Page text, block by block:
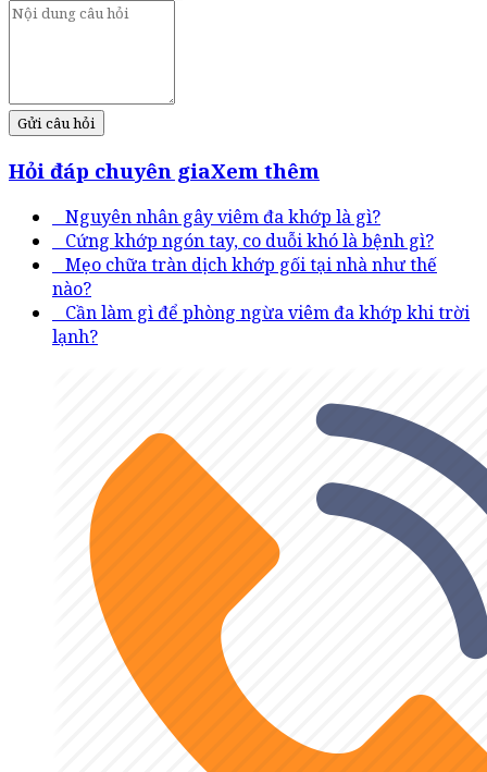
Gửi câu hỏi
Hỏi đáp chuyên giaXem thêm
Nguyên nhân gây viêm đa khớp là gì?
Cứng khớp ngón tay, co duỗi khó là bệnh gì?
Mẹo chữa tràn dịch khớp gối tại nhà như thế
nào?
Cần làm gì để phòng ngừa viêm đa khớp khi trời
lạnh?